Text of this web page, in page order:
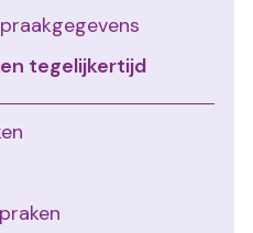
tegelijkertijd